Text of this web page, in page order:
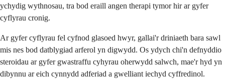
ychydig wythnosau, tra bod eraill angen therapi tymor hir ar gyfer
cyflyrau cronig.
Ar gyfer cyflyrau fel cyfnod glasoed hwyr, gallai'r driniaeth bara sawl
mis nes bod datblygiad arferol yn digwydd. Os ydych chi'n defnyddio
steroidau ar gyfer gwastraffu cyhyrau oherwydd salwch, mae'r hyd yn
dibynnu ar eich cynnydd adferiad a gwelliant iechyd cyffredinol.